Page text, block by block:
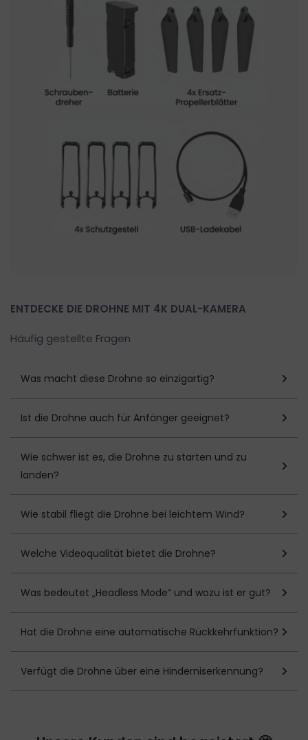
ENTDECKE DIE DROHNE MIT 4K DUAL-KAMERA
Häufig gestellte Fragen
Was macht diese Drohne so einzigartig?
Ist die Drohne auch für Anfänger geeignet?
Wie schwer ist es, die Drohne zu starten und zu
landen?
Wie stabil fliegt die Drohne bei leichtem Wind?
Welche Videoqualität bietet die Drohne?
Was bedeutet „Headless Mode“ und wozu ist er gut?
Hat die Drohne eine automatische Rückkehrfunktion?
Verfügt die Drohne über eine Hinderniserkennung?